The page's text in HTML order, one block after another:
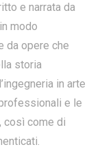
e narrata da
modo
da opere che
storia
in arte
e le
così come di